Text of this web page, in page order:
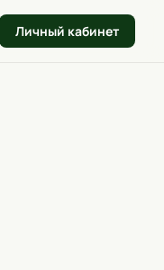
Личный кабинет